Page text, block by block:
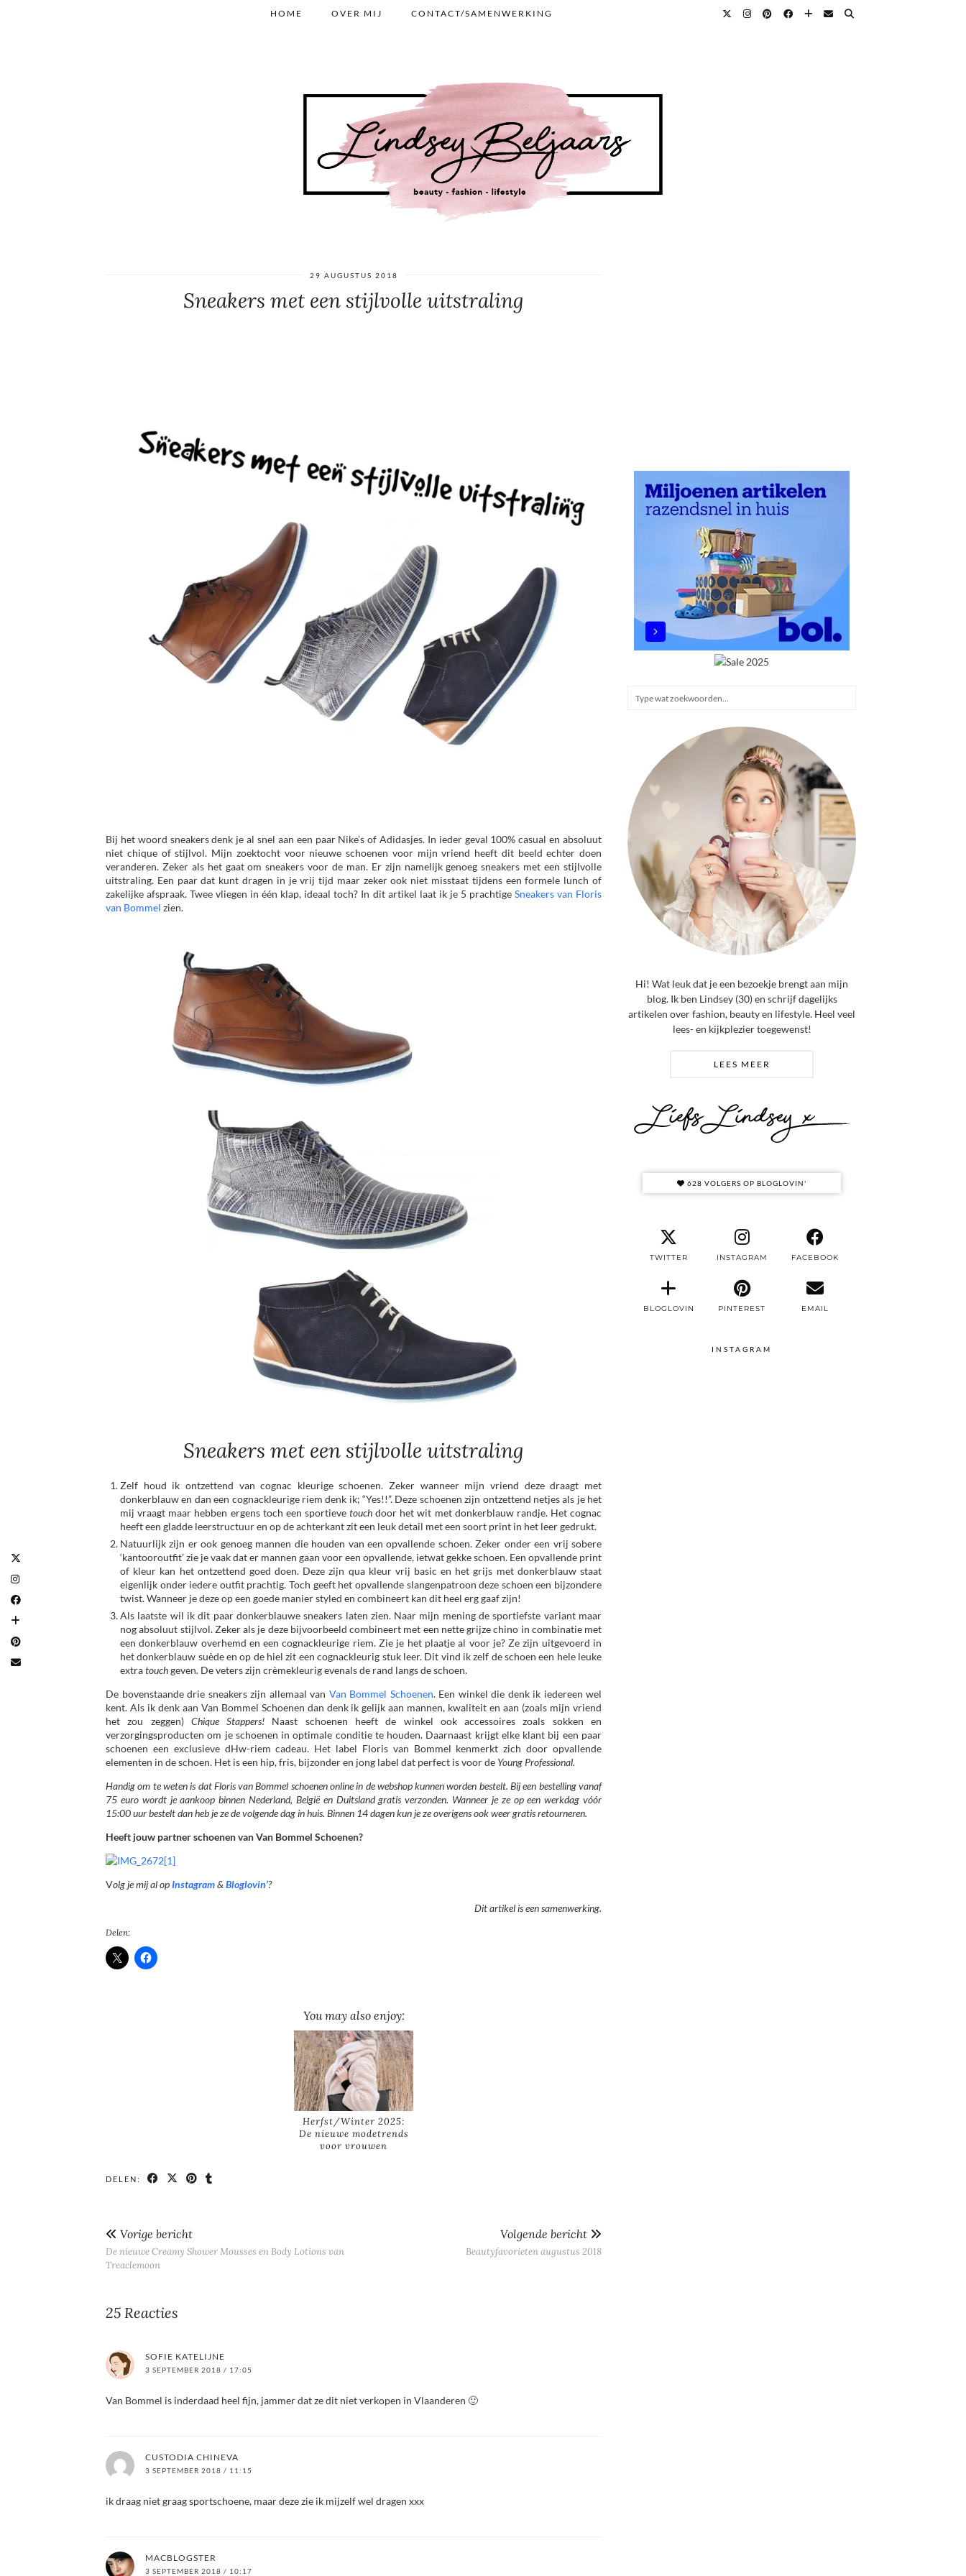
HOME OVER MIJ CONTACT/SAMENWERKING
29 AUGUSTUS 2018
Sneakers met een stijlvolle uitstraling
Bij het woord sneakers denk je al snel aan een paar Nike’s of Adidasjes. In ieder geval 100% casual en absoluut
niet chique of stijlvol. Mijn zoektocht voor nieuwe schoenen voor mijn vriend heeft dit beeld echter doen
veranderen. Zeker als het gaat om sneakers voor de man. Er zijn namelijk genoeg sneakers met een stijlvolle
uitstraling. Een paar dat kunt dragen in je vrij tijd maar zeker ook niet misstaat tijdens een formele lunch of
zakelijke afspraak. Twee vliegen in één klap, ideaal toch? In dit artikel laat ik je 5 prachtige Sneakers van Floris
van Bommel zien.
Sneakers met een stijlvolle uitstraling
Zelf houd ik ontzettend van cognac kleurige schoenen. Zeker wanneer mijn vriend deze draagt met
donkerblauw en dan een cognackleurige riem denk ik; “Yes!!”. Deze schoenen zijn ontzettend netjes als je het
mij vraagt maar hebben ergens toch een sportieve touch door het wit met donkerblauw randje. Het cognac
heeft een gladde leerstructuur en op de achterkant zit een leuk detail met een soort print in het leer gedrukt.
Natuurlijk zijn er ook genoeg mannen die houden van een opvallende schoen. Zeker onder een vrij sobere
‘kantooroutfit’ zie je vaak dat er mannen gaan voor een opvallende, ietwat gekke schoen. Een opvallende print
of kleur kan het ontzettend goed doen. Deze zijn qua kleur vrij basic en het grijs met donkerblauw staat
eigenlijk onder iedere outfit prachtig. Toch geeft het opvallende slangenpatroon deze schoen een bijzondere
twist. Wanneer je deze op een goede manier styled en combineert kan dit heel erg gaaf zijn!
Als laatste wil ik dit paar donkerblauwe sneakers laten zien. Naar mijn mening de sportiefste variant maar
nog absoluut stijlvol. Zeker als je deze bijvoorbeeld combineert met een nette grijze chino in combinatie met
een donkerblauw overhemd en een cognackleurige riem. Zie je het plaatje al voor je? Ze zijn uitgevoerd in
het donkerblauw suède en op de hiel zit een cognackleurig stuk leer. Dit vind ik zelf de schoen een hele leuke
extratouchgeven. De veters zijn crèmekleurig evenals de rand langs de schoen.
De bovenstaande drie sneakers zijn allemaal van Van Bommel Schoenen. Een winkel die denk ik iedereen wel
kent. Als ik denk aan Van Bommel Schoenen dan denk ik gelijk aan mannen, kwaliteit en aan (zoals mijn vriend
het zou zeggen) Chique Stappers! Naast schoenen heeft de winkel ook accessoires zoals sokken en
verzorgingsproducten om je schoenen in optimale conditie te houden. Daarnaast krijgt elke klant bij een paar
schoenen een exclusieve dHw-riem cadeau. Het label Floris van Bommel kenmerkt zich door opvallende
elementen in de schoen. Het is een hip, fris, bijzonder en jong label dat perfect is voor de Young Professional.
Handig om te weten is dat Floris van Bommel schoenen online in de webshop kunnen worden bestelt. Bij een bestelling vanaf
75 euro wordt je aankoop binnen Nederland, België en Duitsland gratis verzonden. Wanneer je ze op een werkdag vóór
15:00 uur bestelt dan heb je ze de volgende dag in huis. Binnen 14 dagen kun je ze overigens ook weer gratis retourneren.
Heeft jouw partner schoenen van Van Bommel Schoenen?
Volg je mij al opInstagram& Bloglovin’?
Dit artikel is een samenwerking.
Delen:
You may also enjoy:
Herfst/Winter 2025:
De nieuwe modetrends
voor vrouwen
DELEN:
Vorige bericht
De nieuwe Creamy Shower Mousses en Body Lotions van
Treaclemoon
Volgende bericht
Beautyfavorieten augustus 2018
25 Reacties
SOFIE KATELIJNE
3 SEPTEMBER 2018 / 17:05
Van Bommel is inderdaad heel fijn, jammer dat ze dit niet verkopen in Vlaanderen 🙂
CUSTODIA CHINEVA
3 SEPTEMBER 2018 / 11:15
ik draag niet graag sportschoene, maar deze zie ik mijzelf wel dragen xxx
MACBLOGSTER
3 SEPTEMBER 2018 / 10:17
Hi! Wat leuk dat je een bezoekje brengt aan mijn
blog. Ik ben Lindsey (30) en schrijf dagelijks
artikelen over fashion, beauty en lifestyle. Heel veel
lees- en kijkplezier toegewenst!
LEES MEER
628 VOLGERS OP BLOGLOVIN'
TWITTER INSTAGRAM FACEBOOK
BLOGLOVIN PINTEREST EMAIL
INSTAGRAM